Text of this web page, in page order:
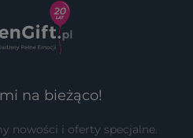
na bieżąco!
nowości i oferty specjalne.